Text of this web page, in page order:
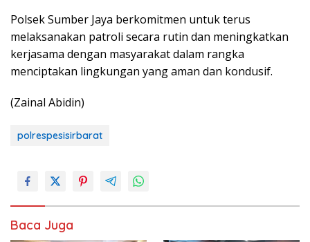
Polsek Sumber Jaya berkomitmen untuk terus
melaksanakan patroli secara rutin dan meningkatkan
kerjasama dengan masyarakat dalam rangka
menciptakan lingkungan yang aman dan kondusif.
(Zainal Abidin)
polrespesisirbarat
Baca Juga